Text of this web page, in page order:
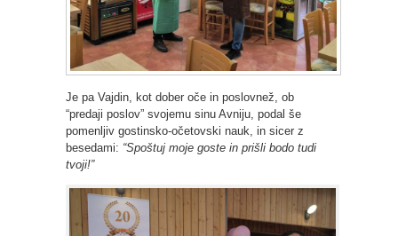
Je pa Vajdin, kot dober oče in poslovnež, ob
“predaji poslov” svojemu sinu Avniju, podal še
pomenljiv gostinsko-očetovski nauk, in sicer z
besedami: “Spoštuj moje goste in prišli bodo tudi
tvoji!”